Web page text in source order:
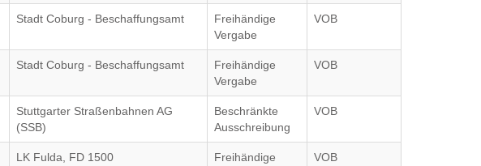
Stadt Coburg - Beschaffungsamt
Freihändige
Vergabe
VOB
Stadt Coburg - Beschaffungsamt
Freihändige
Vergabe
VOB
Stuttgarter Straßenbahnen AG
(SSB)
Beschränkte
Ausschreibung
VOB
LK Fulda, FD 1500
Freihändige
VOB